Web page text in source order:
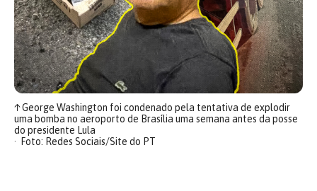
↑George Washington foi condenado pela tentativa de explodir
uma bomba no aeroporto de Brasília uma semana antes da posse
do presidente Lula
Foto: Redes Sociais/Site do PT